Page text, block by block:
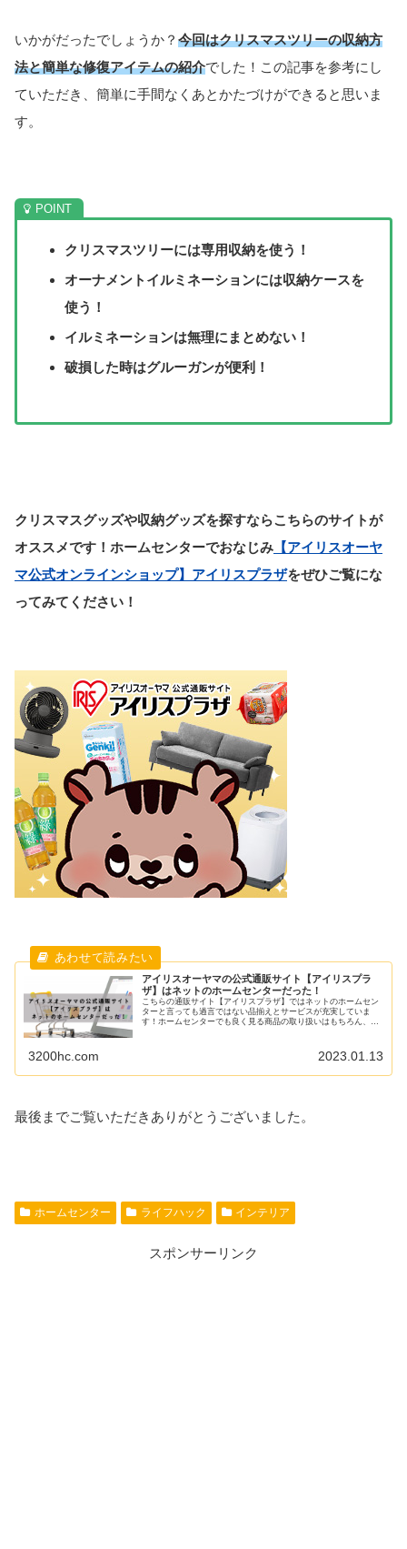
いかがだったでしょうか？ 今回はクリスマスツリーの収納方
法と簡単な修復アイテムの紹介でした！この記事を参考にし
ていただき、簡単に手間なくあとかたづけができると思いま
す。
クリスマスツリーには専用収納を使う！
オーナメントイルミネーションには収納ケースを
使う！
イルミネーションは無理にまとめない！
破損した時はグルーガンが便利！
クリスマスグッズや収納グッズを探すならこちらのサイトが
オススメです！ホームセンターでおなじみ 【アイリスオーヤ
マ公式オンラインショップ】アイリスプラザをぜひご覧にな
ってみてください！
アイリスオーヤマの公式通販サイト【アイリスプラ
ザ】はネットのホームセンターだった！
こちらの通販サイト【アイリスプラザ】ではネットのホームセン
ターと言っても過言ではない品揃えとサービスが充実していま
す！ホームセンターでも良く見る商品の取り扱いはもちろん、店
3200hc.com 2023.01.13
最後までご覧いただきありがとうございました。
ホームセンター ライフハック インテリア
スポンサーリンク